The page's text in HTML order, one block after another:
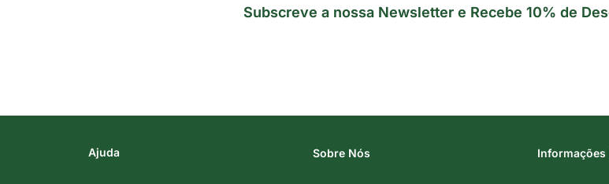
Subscreve a nossa Newsletter e Recebe 10% de
Ajuda Sobre Nós Informações